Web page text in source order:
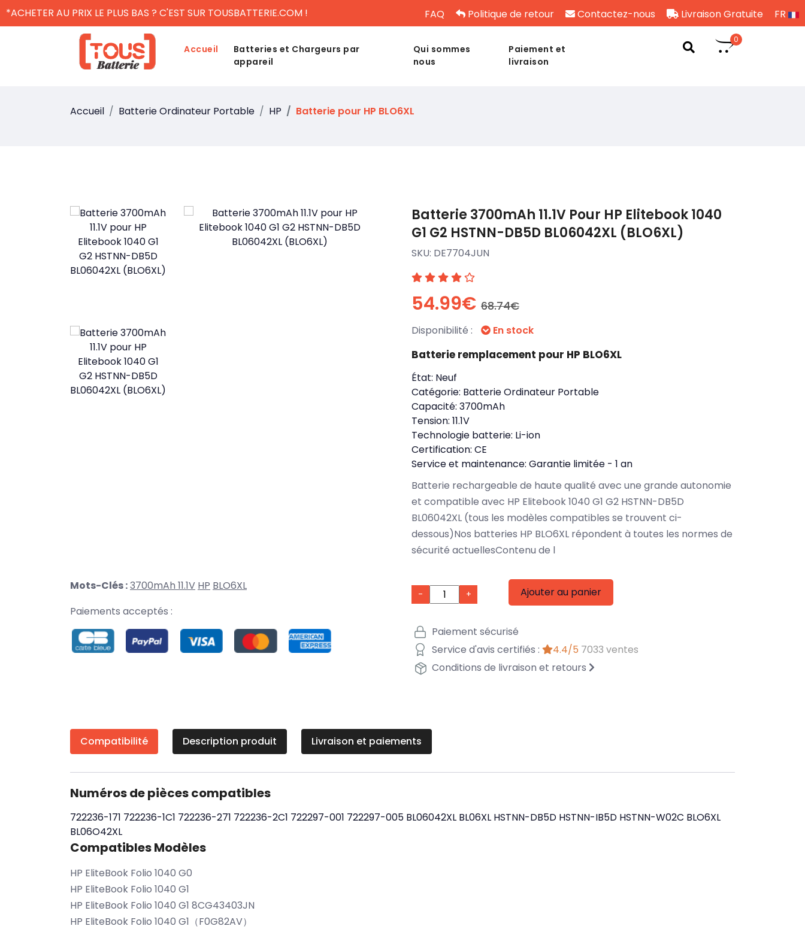
*ACHETER AU PRIX LE PLUS BAS ? C'EST SUR TOUSBATTERIE.COM ! FAQ Politique de retour Contactez-nous Livraison Gratuite FR
Accueil
Batteries et Chargeurs par
appareil
Qui sommes
nous
Paiement et
livraison
0
Accueil Batterie Ordinateur Portable HP Batterie pour HP BLO6XL
Mots-Clés :3700mAh 11.1V HP BLO6XL
Paiements acceptés :
Batterie 3700mAh 11.1V Pour HP Elitebook 1040
G1 G2 HSTNN-DB5D BL06042XL (BLO6XL)
SKU: DE7704JUN
54.99€ 68.74€
Disponibilité : En stock
Batterie remplacement pour HP BLO6XL
État: Neuf
Catégorie: Batterie Ordinateur Portable
Capacité: 3700mAh
Tension: 11.1V
Technologie batterie: Li-ion
Certification: CE
Service et maintenance: Garantie limitée - 1 an
Batterie rechargeable de haute qualité avec une grande autonomie
et compatible avec HP Elitebook 1040 G1 G2 HSTNN-DB5D
BL06042XL (tous les modèles compatibles se trouvent ci-
dessous)Nos batteries HP BLO6XL répondent à toutes les normes de
sécurité actuellesContenu de l
- + Ajouter au panier
Paiement sécurisé
Service d'avis certifiés :
4.4/5 7033 ventes
Conditions de livraison et retours
Compatibilité Description produit Livraison et paiements
Numéros de pièces compatibles
722236-171 722236-1C1 722236-271 722236-2C1 722297-001 722297-005 BL06042XL BL06XL HSTNN-DB5D HSTNN-IB5D HSTNN-W02C BLO6XL
BL06O42XL
Compatibles Modèles
HP EliteBook Folio 1040 G0
HP EliteBook Folio 1040 G1
HP EliteBook Folio 1040 G1 8CG43403JN
HP EliteBook Folio 1040 G1（F0G82AV）